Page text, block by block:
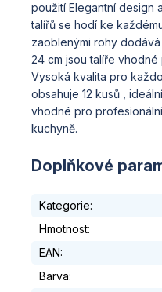
použití Elegantní design
talířů se hodí ke
zaoblenými rohy
24 cm jsou talíře
Vysoká kvalita pro
obsahuje 12 kusů ,
vhodné pro
kuchyně.
Doplňkové
Kategorie:
Hmotnost:
EAN:
Barva: